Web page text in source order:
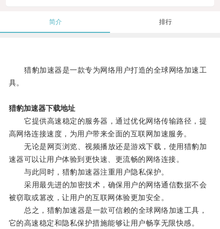
简介 排行
猎豹加速器是一款专为网络用户打造的全球网络加速工
具。
猎豹加速器下载地址
它提供高速稳定的服务器，通过优化网络传输路径，提
高网络连接速度，为用户带来全面的互联网加速服务。
无论是网页浏览、视频播放还是游戏下载，使用猎豹加
速器可以让用户体验到更快速、更流畅的网络连接。
与此同时，猎豹加速器注重用户隐私保护。
采用最先进的加密技术，确保用户的网络通信数据不会
被窃取或篡改，让用户的互联网体验更加安全。
总之，猎豹加速器是一款可信赖的全球网络加速工具，
它的高速稳定和隐私保护措施能够让用户畅享无限快感。